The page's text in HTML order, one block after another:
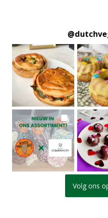
@
Volg ons